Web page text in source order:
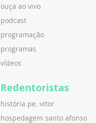
ouça ao vivo
podcast
programação
programas
vídeos
Redentoristas
história pe. vitor
hospedagem santo afonso